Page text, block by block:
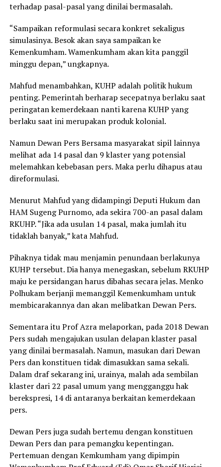
terhadap pasal-pasal yang dinilai bermasalah.
“Sampaikan reformulasi secara konkret sekaligus
simulasinya. Besok akan saya sampaikan ke
Kemenkumham. Wamenkumham akan kita panggil
minggu depan,” ungkapnya.
Mahfud menambahkan, KUHP adalah politik hukum
penting. Pemerintah berharap secepatnya berlaku saat
peringatan kemerdekaan nanti karena KUHP yang
berlaku saat ini merupakan produk kolonial.
Namun Dewan Pers Bersama masyarakat sipil lainnya
melihat ada 14 pasal dan 9 klaster yang potensial
melemahkan kebebasan pers. Maka perlu dihapus atau
direformulasi.
Menurut Mahfud yang didampingi Deputi Hukum dan
HAM Sugeng Purnomo, ada sekira 700-an pasal dalam
RKUHP. “Jika ada usulan 14 pasal, maka jumlah itu
tidaklah banyak,” kata Mahfud.
Pihaknya tidak mau menjamin penundaan berlakunya
KUHP tersebut. Dia hanya menegaskan, sebelum RKUHP
maju ke persidangan harus dibahas secara jelas. Menko
Polhukam berjanji memanggil Kemenkumham untuk
membicarakannya dan akan melibatkan Dewan Pers.
Sementara itu Prof Azra melaporkan, pada 2018 Dewan
Pers sudah mengajukan usulan delapan klaster pasal
yang dinilai bermasalah. Namun, masukan dari Dewan
Pers dan konstituen tidak dimasukkan sama sekali.
Dalam draf sekarang ini, urainya, malah ada sembilan
klaster dari 22 pasal umum yang mengganggu hak
berekspresi, 14 di antaranya berkaitan kemerdekaan
pers.
Dewan Pers juga sudah bertemu dengan konstituen
Dewan Pers dan para pemangku kepentingan.
Pertemuan dengan Kemkumham yang dipimpin